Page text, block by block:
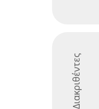
Διακριθέντες